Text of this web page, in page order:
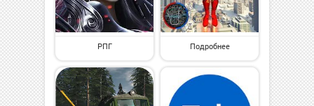
РПГ Подробнее